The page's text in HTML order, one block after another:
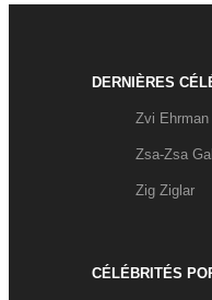
DERNIÈRES
Zvi Ehrman
Zsa-Zsa
Zig Ziglar
CÉLÉBRITÉS